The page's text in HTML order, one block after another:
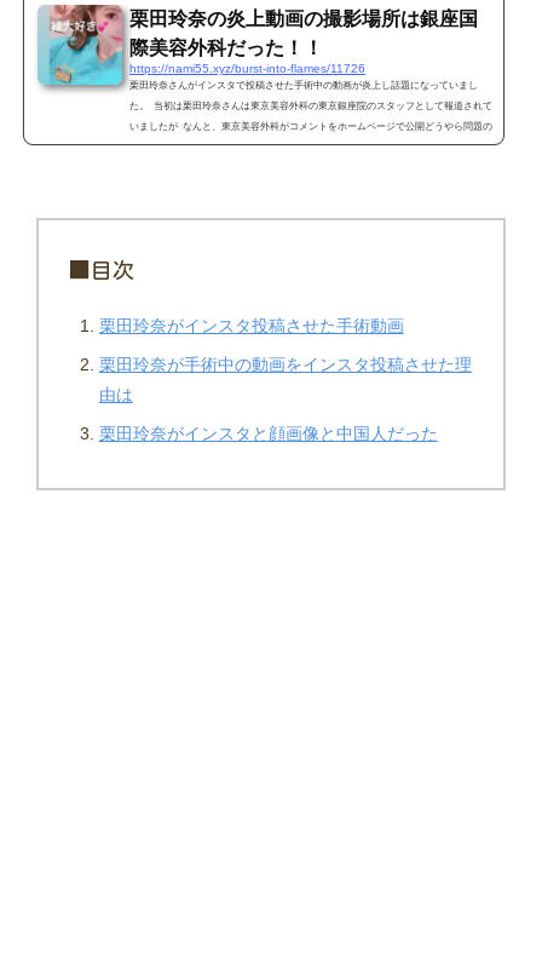
栗田玲奈の炎上動画の撮影場所は銀座国
際美容外科だった！！
https://nami55.xyz/burst-into-flames/11726
栗田玲奈さんがインスタで投稿させた手術中の動画が炎上し話題になっていまし
た。 当初は栗田玲奈さんは東京美容外科の東京銀座院のスタッフとして報道されて
いましたが なんと、東京美容外科がコメントをホームページで公開どうやら問題の
投稿となったSNSの投稿者は現在当院に在籍していないと発表しています。 ではど
■目次
栗田玲奈がインスタ投稿させた手術動画
栗田玲奈が手術中の動画をインスタ投稿させた理
由は
栗田玲奈がインスタと顔画像と中国人だった